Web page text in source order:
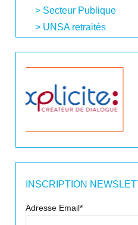
Secteur Publique
UNSA retraités
INSCRIPTION
Adresse Email*